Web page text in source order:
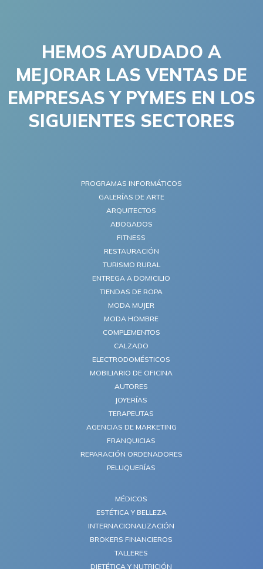
HEMOS AYUDADO A
MEJORAR LAS VENTAS DE
EMPRESAS Y PYMES EN LOS
SIGUIENTES SECTORES
PROGRAMAS INFORMÁTICOS
GALERÍAS DE ARTE
ARQUITECTOS
ABOGADOS
FITNESS
RESTAURACIÓN
TURISMO RURAL
ENTREGA A DOMICILIO
TIENDAS DE ROPA
MODA MUJER
MODA HOMBRE
COMPLEMENTOS
CALZADO
ELECTRODOMÉSTICOS
MOBILIARIO DE OFICINA
AUTORES
JOYERÍAS
TERAPEUTAS
AGENCIAS DE MARKETING
FRANQUICIAS
REPARACIÓN ORDENADORES
PELUQUERÍAS
MÉDICOS
ESTÉTICA Y BELLEZA
INTERNACIONALIZACIÓN
BROKERS FINANCIEROS
TALLERES
DIETÉTICA Y NUTRICIÓN